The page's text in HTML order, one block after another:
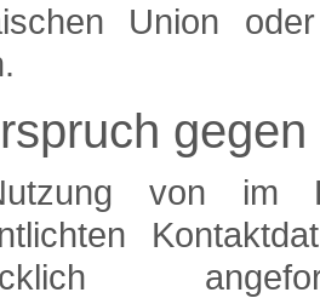
Union
von im